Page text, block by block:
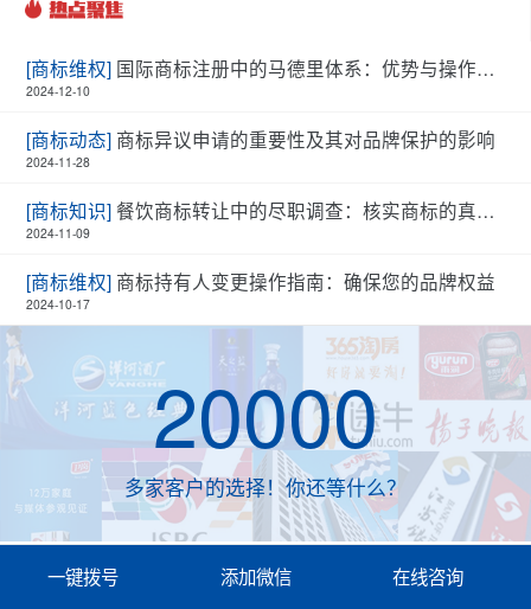
一键拨号 添加微信 在线咨询
[商标维权] 国际商标注册中的马德里体系：优势与操作流程
2024-12-10
[商标动态] 商标异议申请的重要性及其对品牌保护的影响
2024-11-28
[商标知识] 餐饮商标转让中的尽职调查：核实商标的真实性和有效性
2024-11-09
[商标维权] 商标持有人变更操作指南：确保您的品牌权益
2024-10-17
20000
多家客户的选择！你还等什么？